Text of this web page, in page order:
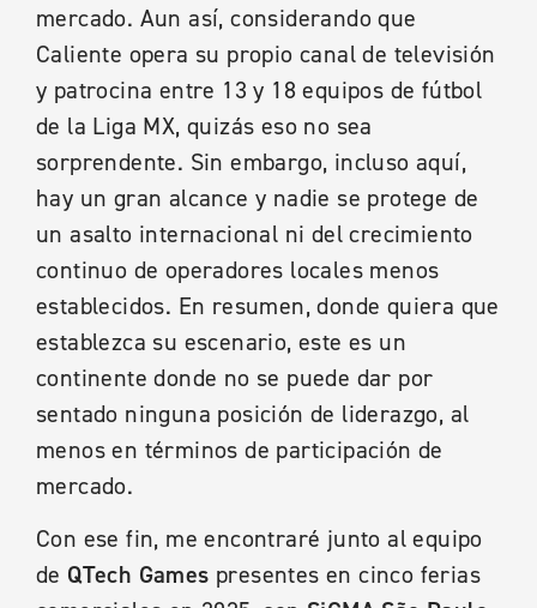
mercado. Aun así, considerando que
Caliente opera su propio canal de televisión
y patrocina entre 13 y 18 equipos de fútbol
de la Liga MX, quizás eso no sea
sorprendente. Sin embargo, incluso aquí,
hay un gran alcance y nadie se protege de
un asalto internacional ni del crecimiento
continuo de operadores locales menos
establecidos. En resumen, donde quiera que
establezca su escenario, este es un
continente donde no se puede dar por
sentado ninguna posición de liderazgo, al
menos en términos de participación de
mercado.
Con ese fin, me encontraré junto al equipo
de QTech Games presentes en cinco ferias